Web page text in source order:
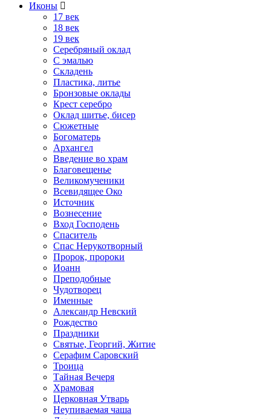
Иконы
17 век
18 век
19 век
Серебряный оклад
С эмалью
Складень
Пластика, литье
Бронзовые оклады
Крест серебро
Оклад шитье, бисер
Сюжетные
Богоматерь
Архангел
Введение во храм
Благовещенье
Великомученики
Всевидящее Око
Источник
Вознесение
Вход Господень
Спаситель
Спас Нерукотворный
Пророк, пророки
Иоанн
Преподобные
Чудотворец
Именные
Александр Невский
Рождество
Праздники
Святые, Георгий, Житие
Серафим Саровский
Троица
Тайная Вечеря
Храмовая
Церковная Утварь
Неупиваемая чаша